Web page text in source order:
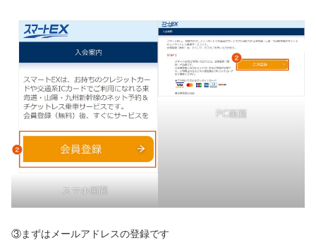
スマホ画面
PC画面
③まずはメールアドレスの登録です